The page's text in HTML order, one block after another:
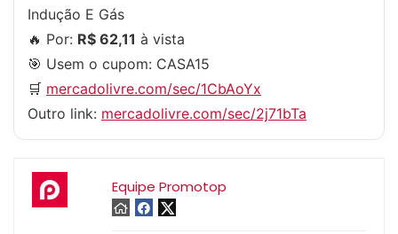
Indução E Gás
🔥 Por: R$ 62,11 à vista
🎯 Usem o cupom: CASA15
🛒 mercadolivre.com/sec/1CbAoYx
Outro link: mercadolivre.com/sec/2j71bTa
Equipe Promotop